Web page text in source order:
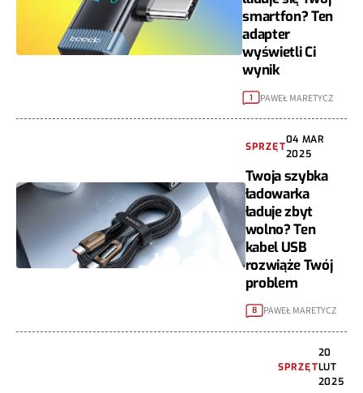
smartfon? Ten
adapter
wyświetli Ci
wynik
1 PAWEŁ MARETYCZ
SPRZĘT
04 MAR
2025
Twoja szybka
ładowarka
ładuje zbyt
wolno? Ten
kabel USB
rozwiąże Twój
problem
8 PAWEŁ MARETYCZ
SPRZĘT
20
LUT
2025